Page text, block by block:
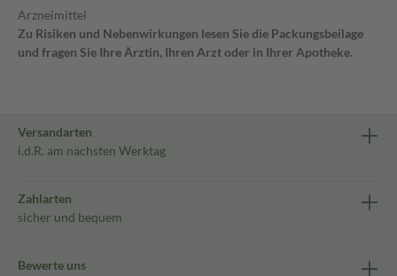
Arzneimittel
Zu Risiken und Nebenwirkungen lesen Sie die Packungsbeilage
und fragen Sie Ihre Ärztin, Ihren Arzt oder in Ihrer Apotheke.
Versandarten
i.d.R. am nächsten Werktag
Zahlarten
sicher und bequem
Bewerte uns